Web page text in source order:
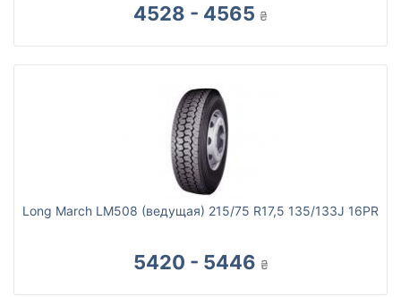
4528 - 4565 ₴
Long March LM508 (ведущая) 215/75 R17,5 135/133J 16PR
5420 - 5446 ₴